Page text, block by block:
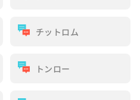
チットロム
トンロー